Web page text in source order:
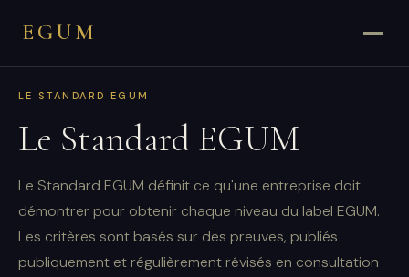
EGUM
LE STANDARD EGUM
Le Standard EGUM
Le Standard EGUM définit ce qu'une entreprise doit
démontrer pour obtenir chaque niveau du label EGUM.
Les critères sont basés sur des preuves, publiés
publiquement et régulièrement révisés en consultation